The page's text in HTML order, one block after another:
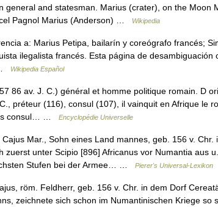
general and statesman. Marius (crater), on the Moon
Pagnol Marius (Anderson) …
Wikipedia
a: Marius Petipa, bailarín y coreógrafo francés;
ilegalista francés. Esta página de
Wikipedia Español
86 av. J. C.) général et homme politique romain. D
préteur (116), consul (107), il vainquit en Afrique le
consul… …
Encyclopédie Universelle
Mar., Sohn eines Land mannes, geb. 156 v. Chr.
zuerst unter Scipio [896] Africanus vor Numantia aus
Stufen bei der Armee… …
Pierer's Universal-Lexikon
röm. Feldherr, geb. 156 v. Chr. in dem Dorf
zeichnete sich schon im Numantinischen Kriege so